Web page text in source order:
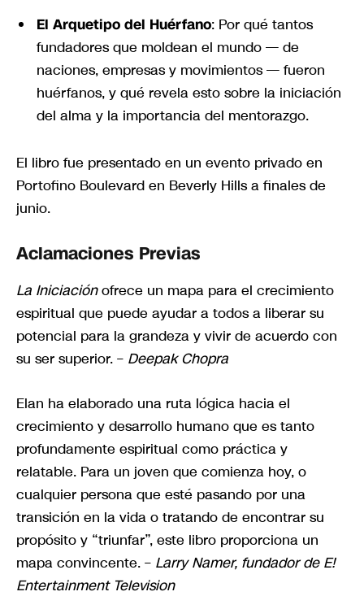
El Arquetipo del Huérfano: Por qué tantos
fundadores que moldean el mundo — de
naciones, empresas y movimientos — fueron
huérfanos, y qué revela esto sobre la iniciación
del alma y la importancia del mentorazgo.
El libro fue presentado en un evento privado en
Portofino Boulevard en Beverly Hills a finales de
junio.
Aclamaciones Previas
La Iniciaciónofrece un mapa para el crecimiento
espiritual que puede ayudar a todos a liberar su
potencial para la grandeza y vivir de acuerdo con
su ser superior. – Deepak Chopra
Elan ha elaborado una ruta lógica hacia el
crecimiento y desarrollo humano que es tanto
profundamente espiritual como práctica y
relatable. Para un joven que comienza hoy, o
cualquier persona que esté pasando por una
transición en la vida o tratando de encontrar su
propósito y “triunfar”, este libro proporciona un
mapa convincente. – Larry Namer, fundador de E!
Entertainment Television